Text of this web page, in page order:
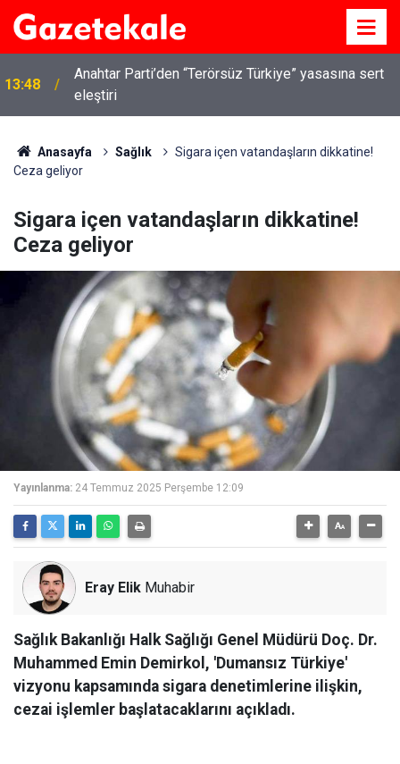
13:07
Kırıkkale’de hayvan hastalıklarına karşı denetimler
artırıldı
Anasayfa Sağlık
Sigara içen vatandaşların dikkatine!
Ceza geliyor
Sigara içen vatandaşların dikkatine!
Ceza geliyor
Yayınlanma: 24 Temmuz 2025 Perşembe 12:09
Eray Elik Muhabir
Sağlık Bakanlığı Halk Sağlığı Genel Müdürü Doç. Dr.
Muhammed Emin Demirkol, 'Dumansız Türkiye'
vizyonu kapsamında sigara denetimlerine ilişkin,
cezai işlemler başlatacaklarını açıkladı.